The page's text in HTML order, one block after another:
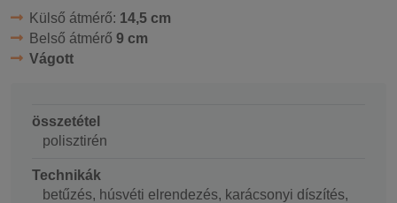
Külső átmérő: 14,5 cm
Belső átmérő 9 cm
Vágott
összetétel
polisztirén
Technikák
betűzés, húsvéti elrendezés, karácsonyi díszítés,